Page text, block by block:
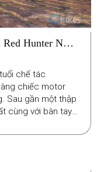
Hunter NH
chế tác
chiếc motor
Sau gần một thập
cùng với bàn tay